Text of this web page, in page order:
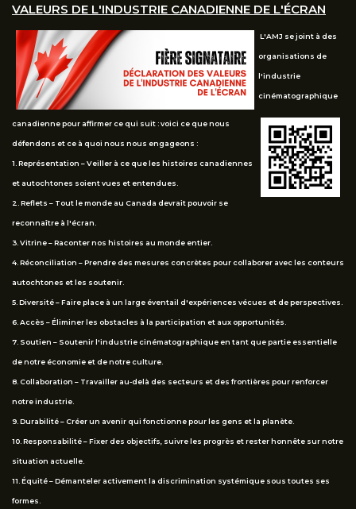
VALEURS DE L'INDUSTRIE CANADIENNE DE L'ÉCRAN
L'AMJ se joint à des
organisations de
l'industrie
cinématographique
canadienne pour affirmer ce qui suit : voici ce que nous
défendons et ce à quoi nous nous engageons :
1. Représentation – Veiller à ce que les histoires canadiennes
et autochtones soient vues et entendues.
2. Reflets – Tout le monde au Canada devrait pouvoir se
reconnaître à l'écran.
3. Vitrine – Raconter nos histoires au monde entier.
4. Réconciliation – Prendre des mesures concrètes pour collaborer avec les conteurs
autochtones et les soutenir.
5. Diversité – Faire place à un large éventail d'expériences vécues et de perspectives.
6. Accès – Éliminer les obstacles à la participation et aux opportunités.
7. Soutien – Soutenir l'industrie cinématographique en tant que partie essentielle
de notre économie et de notre culture.
8. Collaboration – Travailler au-delà des secteurs et des frontières pour renforcer
notre industrie.
9. Durabilité – Créer un avenir qui fonctionne pour les gens et la planète.
10. Responsabilité – Fixer des objectifs, suivre les progrès et rester honnête sur notre
situation actuelle.
11. Équité – Démanteler activement la discrimination systémique sous toutes ses
formes.